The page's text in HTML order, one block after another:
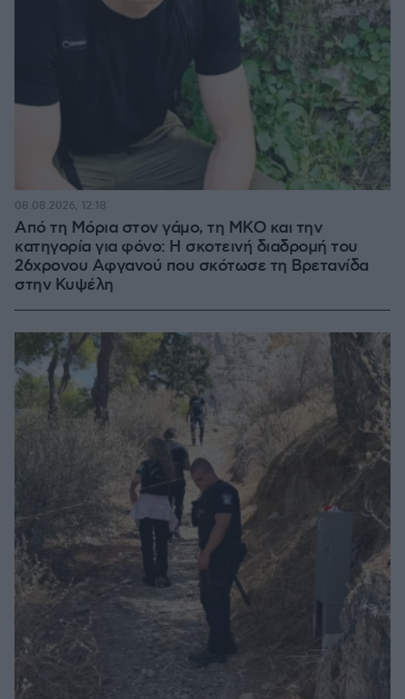
Από τη Μόρια στον γάμο, τη ΜΚΟ και την
κατηγορία για φόνο: Η σκοτεινή διαδρομή του
26χρονου Αφγανού που σκότωσε τη Βρετανίδα
στην Κυψέλη
08.08.2026, 12:18